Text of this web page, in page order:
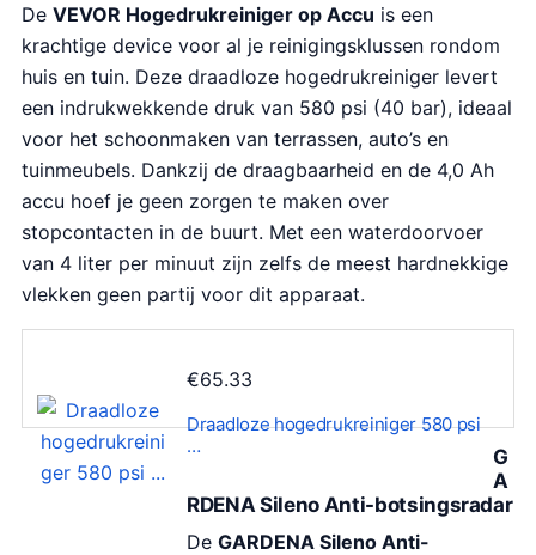
De VEVOR Hogedrukreiniger op Accu is een
krachtige device voor al je reinigingsklussen rondom
huis en tuin. Deze draadloze hogedrukreiniger levert
een indrukwekkende druk van 580 psi (40 bar), ideaal
voor het schoonmaken van terrassen, auto’s en
tuinmeubels. Dankzij de draagbaarheid en de 4,0 Ah
accu hoef je geen zorgen te maken over
stopcontacten in de buurt. Met een waterdoorvoer
van 4 liter per minuut zijn zelfs de meest hardnekkige
vlekken geen partij voor dit apparaat.
€65.33
Draadloze hogedrukreiniger 580 psi
…
G
A
RDENA Sileno Anti-botsingsradar
De GARDENA Sileno Anti-